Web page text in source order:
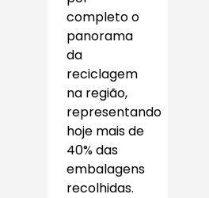
completo o
panorama
da
reciclagem
na região,
representando
hoje mais de
40% das
embalagens
recolhidas.